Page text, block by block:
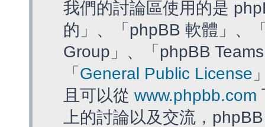
我們的討論區使用的是
的」、「phpBB 軟體」、
Group」、「phpBB
「 General Public License
且可以從 www.phpbb.com
上的討論以及交流，